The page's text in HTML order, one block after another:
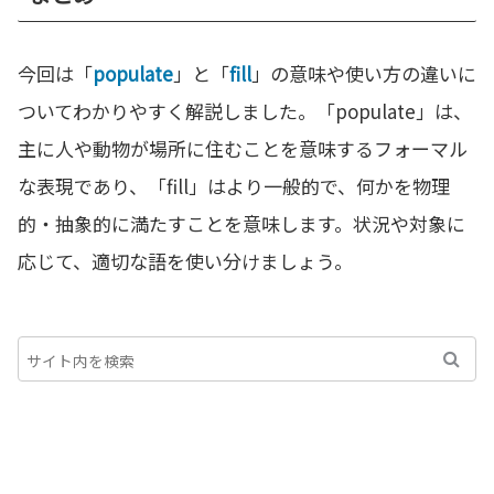
今回は「populate」と「fill」の意味や使い方の違いに
ついてわかりやすく解説しました。「populate」は、
主に人や動物が場所に住むことを意味するフォーマル
な表現であり、「fill」はより一般的で、何かを物理
的・抽象的に満たすことを意味します。状況や対象に
応じて、適切な語を使い分けましょう。